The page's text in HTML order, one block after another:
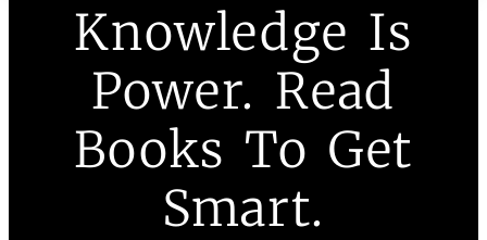
Knowledge Is
Power. Read
Books To Get
Smart.